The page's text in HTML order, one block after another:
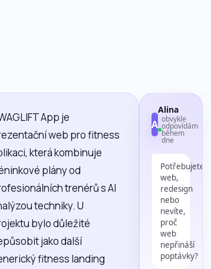
App je
web pro fitness
která kombinuje
plány od
trenérů s AI
techniky. U
bylo důležité
jako další
fitness landing
A
Alina
obvykle
odpovídám
během
dne
Potřebujete
web,
redesign
nebo
nevíte,
proč
web
nepřináší
poptávky?